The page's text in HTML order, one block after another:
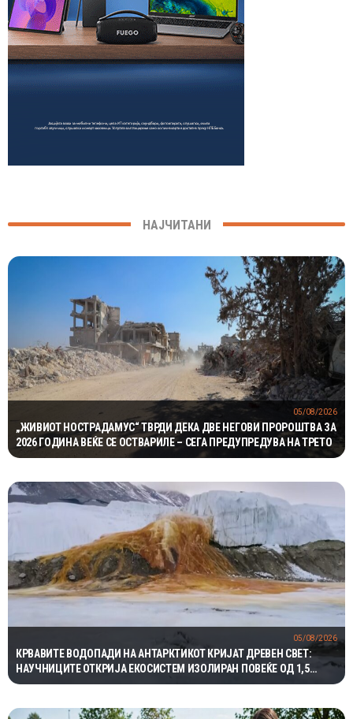
НАЈЧИТАНИ
„ЖИВИОТ НОСТРАДАМУС“ ТВРДИ ДЕКА ДВЕ НЕГОВИ ПРОРОШТВА ЗА
2026 ГОДИНА ВЕЌЕ СЕ ОСТВАРИЛЕ – СЕГА ПРЕДУПРЕДУВА НА ТРЕТО
05/08/2026
КРВАВИТЕ ВОДОПАДИ НА АНТАРКТИКОТ КРИЈАТ ДРЕВЕН СВЕТ:
НАУЧНИЦИТЕ ОТКРИЈА ЕКОСИСТЕМ ИЗОЛИРАН ПОВЕЌЕ ОД 1,5
МИЛИОНИ ГОДИНИ
05/08/2026